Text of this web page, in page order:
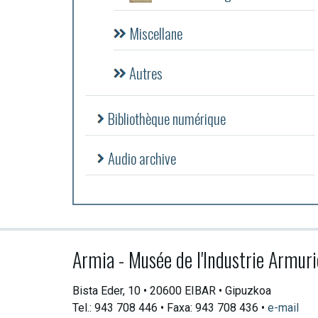
Miscellane
Autres
Bibliothèque numérique
Audio archive
Armia - Musée de l'Industrie
Bista Eder, 10 • 20600 EIBAR • Gipuzkoa
Tel.: 943 708 446 • Faxa: 943 708 436 • e-mail